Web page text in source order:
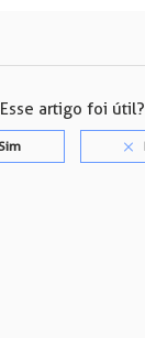
Esse artigo foi útil?